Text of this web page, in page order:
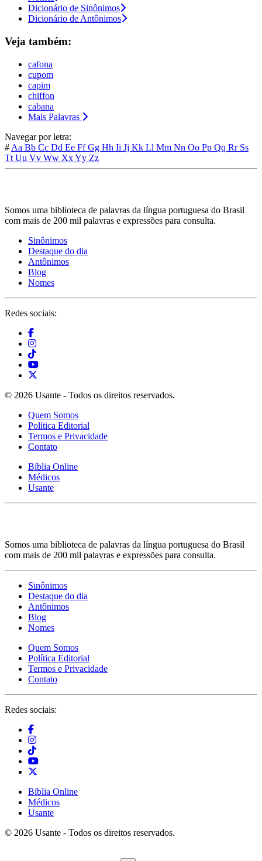
Dicionário de Sinônimos
Dicionário de Antônimos
Veja também:
cafona
cupom
capim
chiffon
cabana
Mais Palavras
Navegar por letra:
# Aa Bb Cc Dd Ee FfGg Hh Ii Jj Kk Ll Mm Nn Oo Pp Qq Rr Ss
Tt Uu Vv Ww XxYy Zz
Somos uma biblioteca de palavras da língua portuguesa do Brasil
com mais de 200 mil palavras e expressões para consulta.
Sinônimos
Destaque do dia
Antônimos
Blog
Nomes
Redes sociais:
© 2026 Usante - Todos os direitos reservados.
Quem Somos
Política Editorial
Termos e Privacidade
Contato
Bíblia Online
Médicos
Usante
Somos uma biblioteca de palavras da língua portuguesa do Brasil
com mais de 200 mil palavras e expressões para consulta.
Sinônimos
Destaque do dia
Antônimos
Blog
Nomes
Quem Somos
Política Editorial
Termos e Privacidade
Contato
Redes sociais:
Bíblia Online
Médicos
Usante
© 2026 Usante - Todos os direitos reservados.